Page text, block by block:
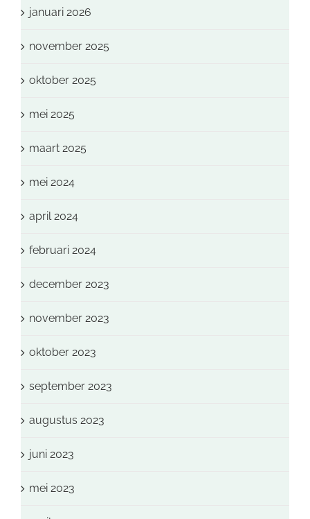
januari 2026
november 2025
oktober 2025
mei 2025
maart 2025
mei 2024
april 2024
februari 2024
december 2023
november 2023
oktober 2023
september 2023
augustus 2023
juni 2023
mei 2023